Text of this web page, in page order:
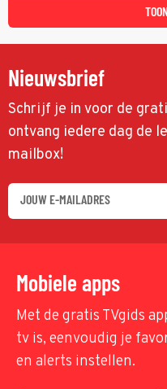
Nieuwsbrief
Schrijf je in voor de
ontvang iedere dag de
mailbox!
Mobiele apps
Met de gratis TVgids
tv is, eenvoudig je
en alerts instellen.